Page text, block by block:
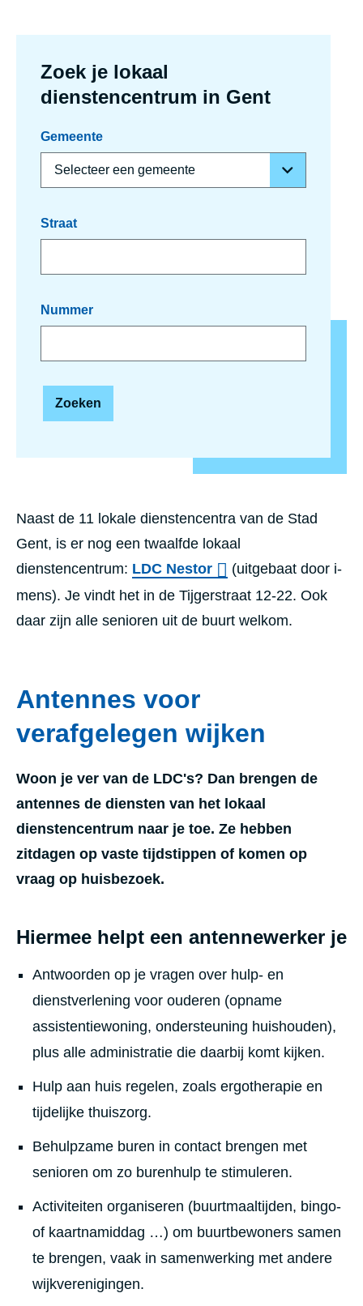
Zoek je lokaal
dienstencentrum in Gent
Gemeente
Straat
Nummer
Naast de 11 lokale dienstencentra van de Stad
Gent, is er nog een twaalfde lokaal
dienstencentrum: LDC Nestor
(uitgebaat door i-
mens). Je vindt het in de Tijgerstraat 12-22. Ook
daar zijn alle senioren uit de buurt welkom.
Antennes voor
verafgelegen wijken
Woon je ver van de LDC's? Dan brengen de
antennes de diensten van het lokaal
dienstencentrum naar je toe. Ze hebben
zitdagen op vaste tijdstippen of komen op
vraag op huisbezoek.
Hiermee helpt een antennewerker je
Antwoorden op je vragen over hulp- en
dienstverlening voor ouderen (opname
assistentiewoning, ondersteuning huishouden),
plus alle administratie die daarbij komt kijken.
Hulp aan huis regelen, zoals ergotherapie en
tijdelijke thuiszorg.
Behulpzame buren in contact brengen met
senioren om zo burenhulp te stimuleren.
Activiteiten organiseren (buurtmaaltijden, bingo-
of kaartnamiddag …) om buurtbewoners samen
te brengen, vaak in samenwerking met andere
wijkverenigingen.